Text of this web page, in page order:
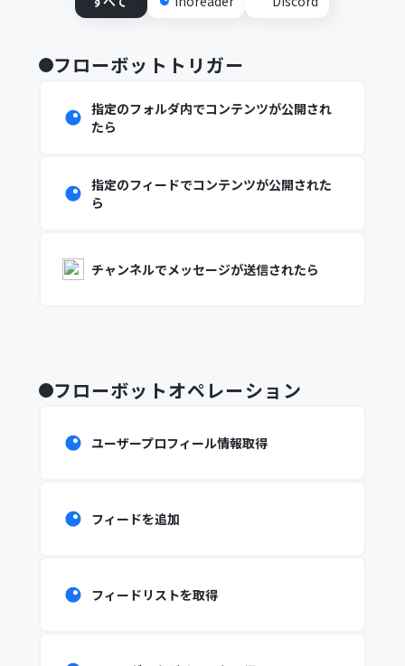
フローボットトリガー
指定のフォルダ内でコンテンツが公開され
たら
指定のフィードでコンテンツが公開された
ら
チャンネルでメッセージが送信されたら
フローボットオペレーション
ユーザープロフィール情報取得
フィードを追加
フィードリストを取得